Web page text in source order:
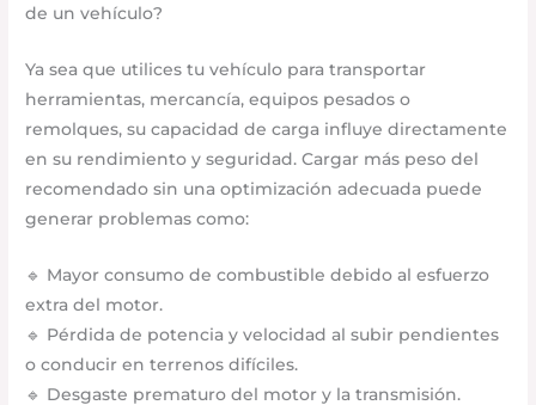
de un vehículo?
Ya sea que utilices tu vehículo para transportar
herramientas, mercancía, equipos pesados o
remolques, su capacidad de carga influye directamente
en su rendimiento y seguridad. Cargar más peso del
recomendado sin una optimización adecuada puede
generar problemas como:
🔹 Mayor consumo de combustible debido al esfuerzo
extra del motor.
🔹 Pérdida de potencia y velocidad al subir pendientes
o conducir en terrenos difíciles.
🔹 Desgaste prematuro del motor y la transmisión.